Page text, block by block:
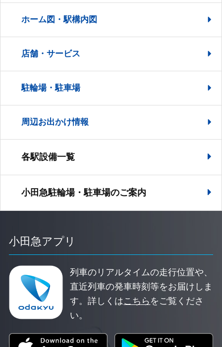
ホーム図・駅構内図
店舗・サービス
駐輪場・駐車場
周辺お出かけ情報
各駅設備一覧
小田急駐輪場・駐車場のご案内
小田急アプリ
列車のリアルタイムの走行位置や、
直近列車の発車時刻等をお届けしま
す。詳しくはこちら をご覧くださ
い。